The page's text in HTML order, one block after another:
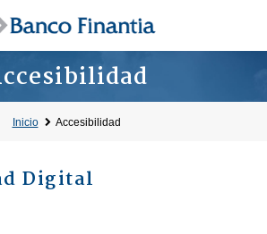
Inicio Accesibilidad
Digital